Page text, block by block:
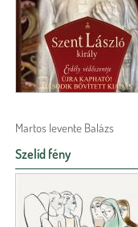
Martos levente Balázs
Szelíd fény